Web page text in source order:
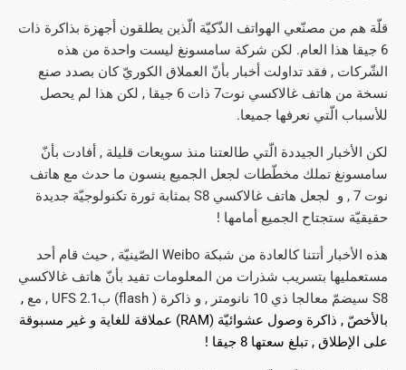
قلّة هم من مصنّعي الهواتف الذّكيّة الّذين يطلقون أجهزة بذاكرة ذات
6 جيقا هذا العام. لكن شركة سامسونغ ليست واحدة من هذه
الشّركات , فقد تداولت أخبار بأنّ العملاق الكوريّ كان بصدد صنع
نسخة من هاتف غالاكسي نوت7 ذات 6 جيقا , لكن هذا لم يحصل
للأسباب الّتي نعرفها جميعا.
لكن الأخبار الجيددة الّتي طالعتنا منذ سويعات قليلة , أفادت بأنّ
سامسونغ تملك مخطّطات لجعل الجميع ينسون ما حدث مع هاتف
نوت 7 , و لجعل هاتف غالاكسي S8 بمثابة ثورة تكنولوجيّة جديدة
حقيقيّة ستجتاح الجميع أمامها !
هذه الأخبار أتتنا كالعادة من شبكة Weibo الصّينيّة , حيث قام أحد
مستعمليها بتسريب شذرات من المعلومات تفيد بأنّ هاتف غالاكسي
S8 سيضمّ معالجا ذي 10 نانومتر , و ذاكرة ( flash) بUFS 2.1 , مع
,
بالأخصّ , ذاكرة وصول عشوائيّة (RAM) عملاقة للغاية و غير مسبوقة
على الإطلاق , تبلغ سعتها 8 جيقا !